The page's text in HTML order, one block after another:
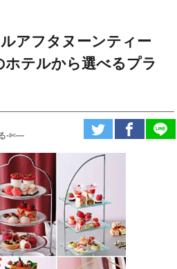
アフタヌーンティー
ホテルから選べるプラ
る-✄—